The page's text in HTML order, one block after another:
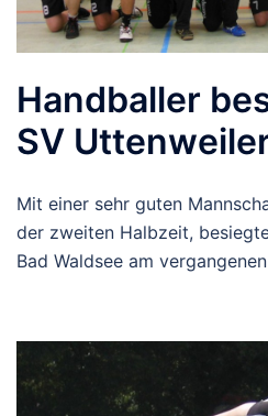
Handballer
SV
Mit einer sehr guten
der zweiten Halbzeit,
Bad Waldsee am